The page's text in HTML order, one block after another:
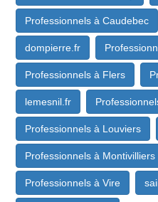
Professionnels à Caudebec
dompierre.fr
Professionnels à Flers
lemesnil.fr
Professionnels à Louviers
Professionnels à Montivilliers
Professionnels à Vire